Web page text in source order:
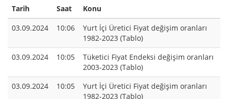
Tarih
Saat
Konu
03.09.2024
10:06
Yurt İçi Üretici Fiyat değişim oranları
1982-2023 (Tablo)
03.09.2024
10:05
Tüketici Fiyat Endeksi değişim oranları
2003-2023 (Tablo)
03.09.2024
10:05
Yurt İçi Üretici Fiyat değişim oranları
1982-2023 (Tablo)